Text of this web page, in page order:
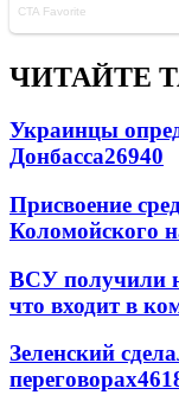
ЧИТАЙТЕ
Украинцы
Донбасса26940
Присвоение
Коломойского
ВСУ получили
что входит в
Зеленский
переговорах